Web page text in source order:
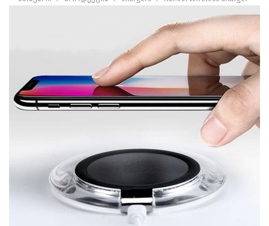
Chargers & Cables
Headphones